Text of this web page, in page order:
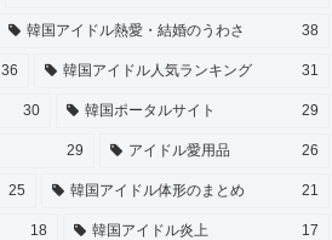
韓国アイドル熱愛・結婚のうわさ 38
36 韓国アイドル人気ランキング 31
30 韓国ポータルサイト 29
29 アイドル愛用品 26
25 韓国アイドル体形のまとめ 21
18 韓国アイドル炎上 17